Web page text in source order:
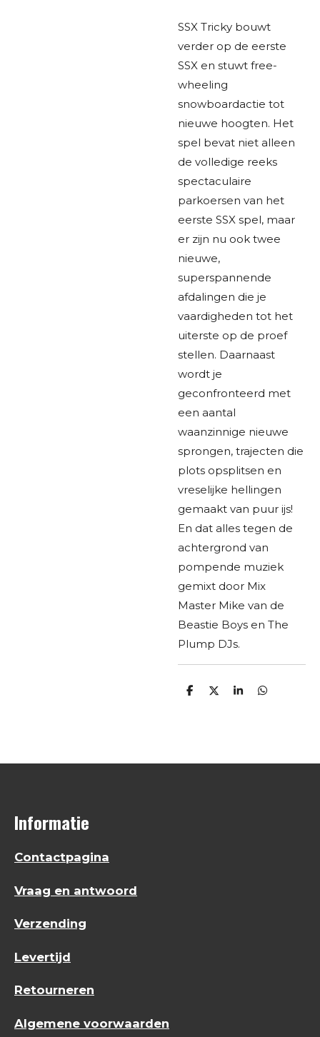
SSX Tricky bouwt
verder op de eerste
SSX en stuwt free-
wheeling
snowboardactie tot
nieuwe hoogten. Het
spel bevat niet alleen
de volledige reeks
spectaculaire
parkoersen van het
eerste SSX spel, maar
er zijn nu ook twee
nieuwe,
superspannende
afdalingen die je
vaardigheden tot het
uiterste op de proef
stellen. Daarnaast
wordt je
geconfronteerd met
een aantal
waanzinnige nieuwe
sprongen, trajecten die
plots opsplitsen en
vreselijke hellingen
gemaakt van puur ijs!
En dat alles tegen de
achtergrond van
pompende muziek
gemixt door Mix
Master Mike van de
Beastie Boys en The
Plump DJs.
D
D
S
D
Informatie
Contactpagina
Vraag en antwoord
Verzending
Levertijd
Retourneren
Algemene voorwaarden